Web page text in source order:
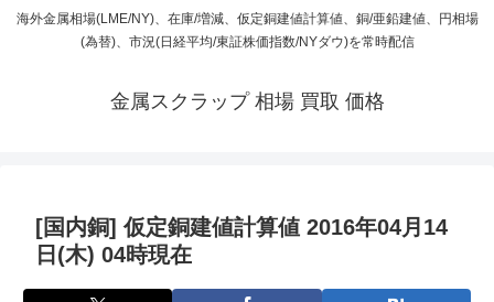
海外金属相場(LME/NY)、在庫/増減、仮定銅建値計算値、銅/亜鉛建値、円相場
(為替)、市況(日経平均/東証株価指数/NYダウ)を常時配信
金属スクラップ 相場 買取 価格
[国内銅] 仮定銅建値計算値 2016年04月14
日(木) 04時現在